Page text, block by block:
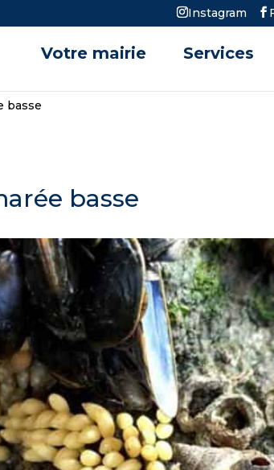
Instagram
Votre mairie Services
basse
basse